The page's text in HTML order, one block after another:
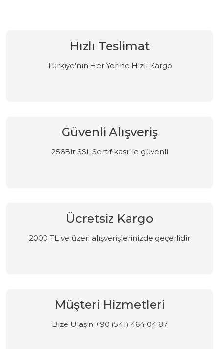
Hızlı Teslimat
Türkiye'nin Her Yerine Hızlı Kargo
Güvenli Alışveriş
256Bit SSL Sertifikası ile güvenli
Ücretsiz Kargo
2000 TL ve üzeri alışverişlerinizde geçerlidir
Müşteri Hizmetleri
Bize Ulaşın +90 (541) 464 04 87